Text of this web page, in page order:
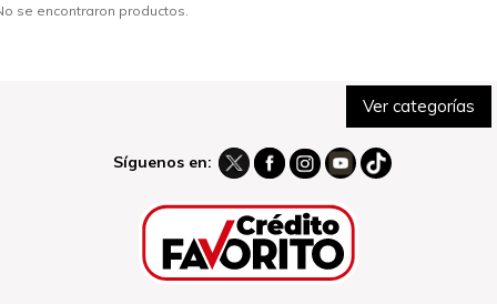
Ver categorías
se encontraron productos.
Síguenos en: